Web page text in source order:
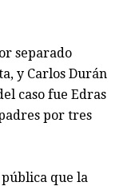
separado
y Carlos Durán
caso fue Edras
por tres
pública que la